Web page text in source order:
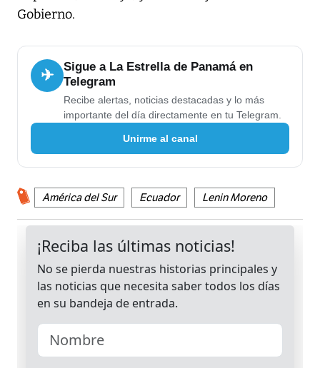
Gobierno.
✈
Sigue a La Estrella de Panamá en
Telegram
Recibe alertas, noticias destacadas y lo más
importante del día directamente en tu Telegram.
Unirme al canal
América del Sur Ecuador Lenin Moreno